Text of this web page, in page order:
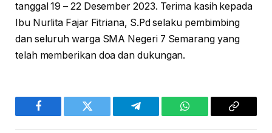
tanggal 19 – 22 Desember 2023. Terima kasih kepada
Ibu Nurlita Fajar Fitriana, S.Pd selaku pembimbing
dan seluruh warga SMA Negeri 7 Semarang yang
telah memberikan doa dan dukungan.
Facebook Twitter Telegram WhatsAppCopy